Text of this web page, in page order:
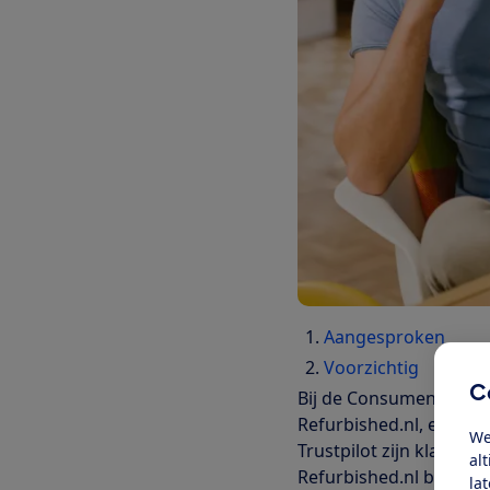
Aangesproken
Voorzichtig
Bij de
Refurbished.nl, een
Trustpilot zijn klanten
Refurbished.nl